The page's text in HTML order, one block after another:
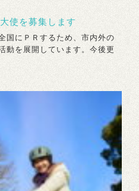
使を募集します
国にＰＲするため、市内外の
動を展開しています。今後更